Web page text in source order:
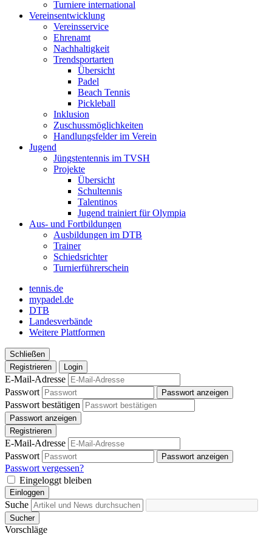
Turniere international
Vereinsentwicklung
Vereinsservice
Ehrenamt
Nachhaltigkeit
Trendsportarten
Übersicht
Padel
Beach Tennis
Pickleball
Inklusion
Zuschussmöglichkeiten
Handlungsfelder im Verein
Jugend
Jüngstentennis im TVSH
Projekte
Übersicht
Schultennis
Talentinos
Jugend trainiert für Olympia
Aus- und Fortbildungen
Ausbildungen im DTB
Trainer
Schiedsrichter
Turnierführerschein
tennis.de
mypadel.de
DTB
Landesverbände
Weitere Plattformen
Schließen
Registrieren
Login
E-Mail-Adresse
Passwort
Passwort anzeigen
Passwort bestätigen
Passwort anzeigen
Registrieren
E-Mail-Adresse
Passwort
Passwort anzeigen
Passwort vergessen?
Eingeloggt bleiben
Einloggen
Suche
Sucher
Vorschläge